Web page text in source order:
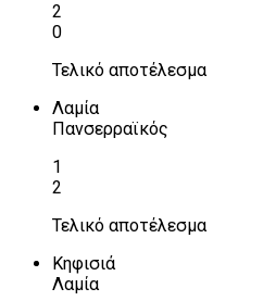
2
0
Τελικό αποτέλεσμα
Λαμία
Πανσερραϊκός
1
2
Τελικό αποτέλεσμα
Κηφισιά
Λαμία